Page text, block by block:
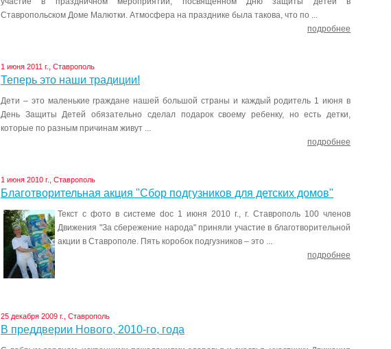
Ставропольском Доме Малютки. Атмосфера на празднике была такова, что по ...
подробнее
1 июня 2011 г., Ставрополь
Теперь это наши традиции!
Дети – это маленькие граждане нашей большой страны и каждый родитель 1 июня в
День Защиты Детей обязательно сделал подарок своему ребенку, но есть детки,
которые по разным причинам живут ...
подробнее
1 июня 2010 г., Ставрополь
Благотворительная акция "Сбор подгузников для детских домов"
Текст с фото в системе doc 1 июня 2010 г., г. Ставрополь 100 членов
Движения "За сбережение народа" приняли участие в благотворительной
акции в Ставрополе. Пять коробок подгузников – это ...
подробнее
25 декабря 2009 г., Ставрополь
В преддверии Нового, 2010-го, года